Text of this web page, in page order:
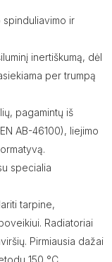
ir
inertiškumą, dėl
per trumpą
pagamintų iš
AB-46100), liejimo
specialia
tarpine,
Radiatoriai
Pirmiausia dažai
150 °C